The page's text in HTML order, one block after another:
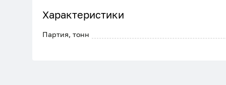
Характеристики
Партия, тонн